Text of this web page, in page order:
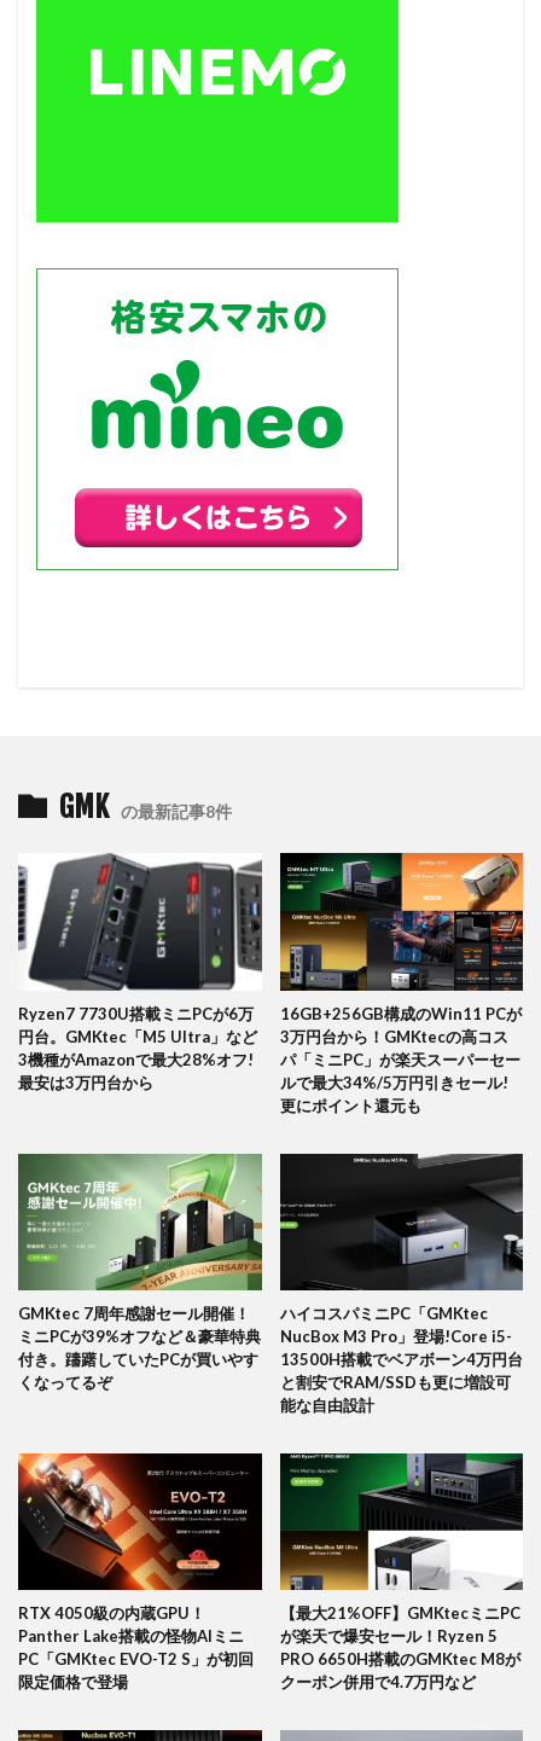
GMK の最新記事8件
Ryzen7 7730U搭載ミニPCが6万
円台。GMKtec「M5 Ultra」など
3機種がAmazonで最大28%オフ!
最安は3万円台から
16GB+256GB構成のWin11 PCが
3万円台から！GMKtecの高コス
パ「ミニPC」が楽天スーパーセー
ルで最大34%/5万円引きセール!
更にポイント還元も
GMKtec 7周年感謝セール開催！
ミニPCが39%オフなど＆豪華特典
付き。躊躇していたPCが買いやす
くなってるぞ
ハイコスパミニPC「GMKtec
NucBox M3 Pro」登場!Core i5-
13500H搭載でベアボーン4万円台
と割安でRAM/SSDも更に増設可
能な自由設計
RTX 4050級の内蔵GPU！
Panther Lake搭載の怪物AIミニ
PC「GMKtec EVO-T2 S」が初回
限定価格で登場
【最大21%OFF】GMKtecミニPC
が楽天で爆安セール！Ryzen 5
PRO 6650H搭載のGMKtec M8が
クーポン併用で4.7万円など